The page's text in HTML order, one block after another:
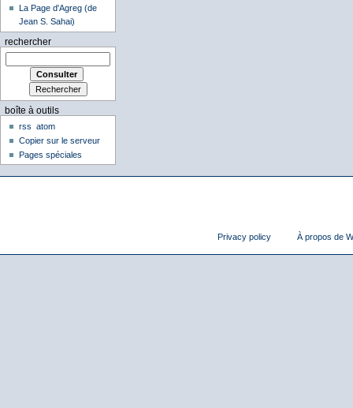
La Page d'Agreg (de
Jean S. Sahai)
rechercher
boîte à outils
rss
atom
Copier sur le serveur
Pages spéciales
Privacy policy À propos de